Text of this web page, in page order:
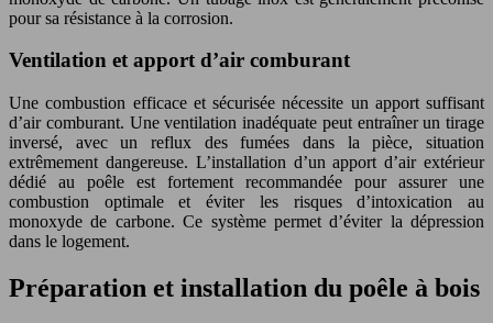
pour sa résistance à la corrosion.
Ventilation et apport d’air comburant
Une combustion efficace et sécurisée nécessite un apport suffisant
d’air comburant. Une ventilation inadéquate peut entraîner un tirage
inversé, avec un reflux des fumées dans la pièce, situation
extrêmement dangereuse. L’installation d’un apport d’air extérieur
dédié au poêle est fortement recommandée pour assurer une
combustion optimale et éviter les risques d’intoxication au
monoxyde de carbone. Ce système permet d’éviter la dépression
dans le logement.
Préparation et installation du poêle à bois